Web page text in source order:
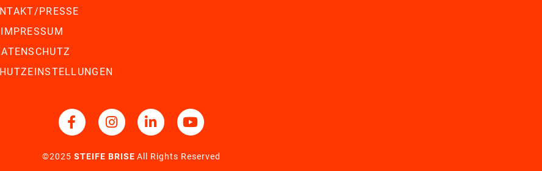
PRESSE
IMPRESSUM
©2025STEIFE BRISE All Rights Reserved